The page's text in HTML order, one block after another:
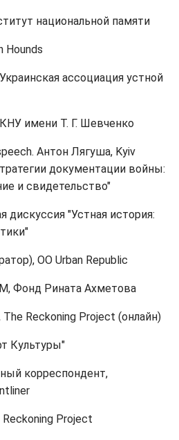
национальной памяти
Hounds
ассоциация устной
имени Т. Г. Шевченко
Антон Лягуша, Kyiv
документации войны:
и свидетельство"
дискуссия "Устная история:
ОО Urban Republic
Фонд Рината Ахметова
Reckoning Project (онлайн)
Культуры"
корреспондент,
Project